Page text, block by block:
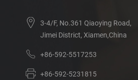
3-4/F, No.361 Qiaoying Road,
Jimei District, Xiamen,China
+86-592-5517253
+86-592-5231815